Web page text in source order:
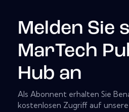
Melden Sie
MarTech
Hub an
Als Abonnent erhalten Sie
kostenlosen Zugriff auf